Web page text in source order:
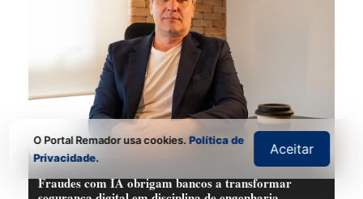
Fraudes com IA obrigam bancos a transformar
O Portal Remador usa cookies.Política de
Privacidade.
Aceitar